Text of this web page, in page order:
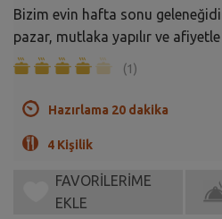
Bizim evin hafta sonu
pazar, mutlaka yapılır ve afiyetle
(1)
Hazırlama 20 dakika
4 Kişilik
FAVORİLERİME
EKLE